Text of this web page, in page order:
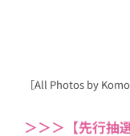
［All Photos by
＞＞＞【先行抽